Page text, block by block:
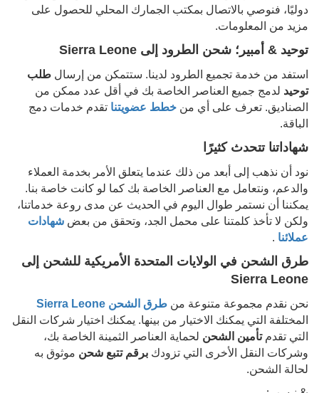
دوليًا، فنوصي بالاتصال بمكتب الجمارك المحلي للحصول على
مزيد من المعلومات.
توحيد & أمبير؛ شحن الطرود إلى Sierra Leone
استفد من خدمة تجميع الطرود لدينا. ستتمكن من إرسال طلب
توحيد لدمج جميع العناصر الخاصة بك في أقل عدد ممكن من
الصناديق. تعرف على أي من خطط عضويتنا تقدم خدمات دمج
الباقة.
شهاداتنا تتحدث كثيرًا
نود أن نذهب إلى أبعد من ذلك عندما يتعلق الأمر بخدمة العملاء
والدعم، ونتعامل مع العناصر الخاصة بك كما لو كانت خاصة بنا.
يمكننا أن نستمر طوال اليوم في الحديث عن مدى روعة خدماتنا،
ولكن لا تأخذ كلمتنا على محمل الجد، وتحقق من بعض شهادات
عملائنا .
طرق الشحن في الولايات المتحدة الأمريكية للشحن إلى
Sierra Leone
نحن نقدم مجموعة متنوعة من طرق الشحن Sierra Leone
المختلفة التي يمكنك الاختيار من بينها. يمكنك اختيار شركات النقل
التي تقدمتأمين الشحن لحماية العناصر الثمينة الخاصة بك،
وشركات النقل الأخرى التي تزودك برقم تتبع شحن موثوق به
لحالة الشحن.